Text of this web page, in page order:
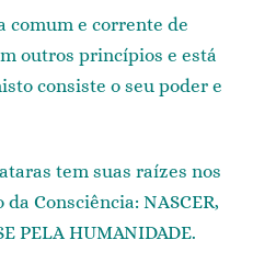
comum e corrente de
outros princípios e está
consiste o seu poder e
tem suas raízes nos
Consciência: NASCER,
PELA HUMANIDADE.